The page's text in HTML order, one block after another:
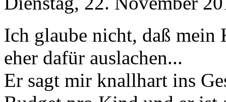
Ich glaube nicht, daß
eher dafür auslachen...
Er sagt mir knallhart ins